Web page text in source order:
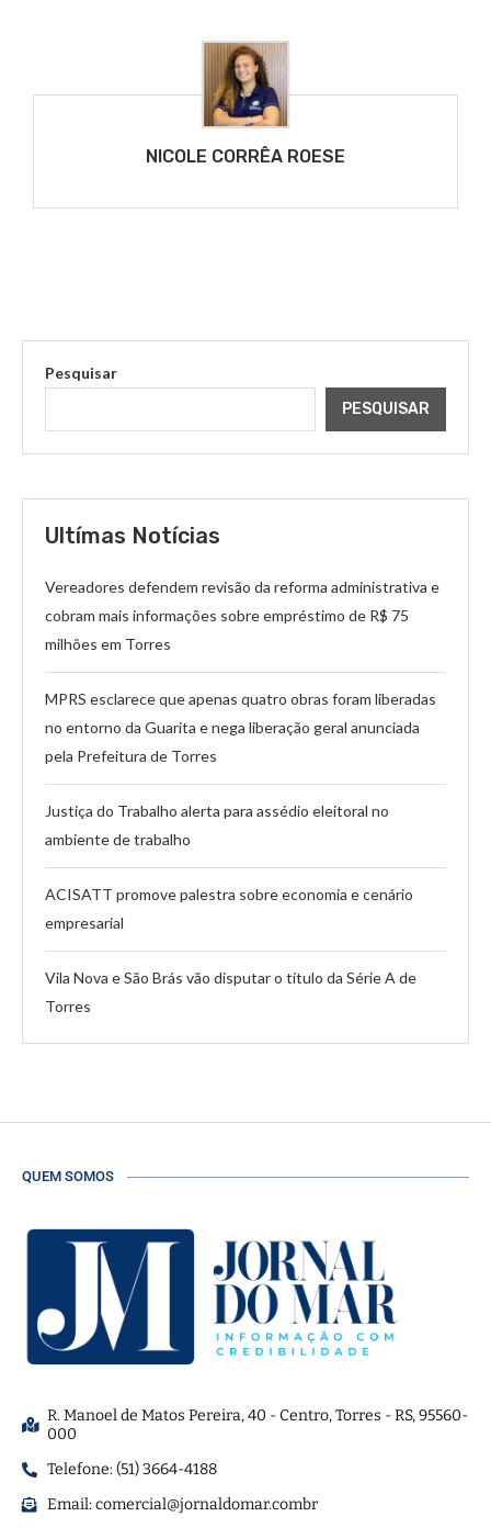
NICOLE CORRÊA ROESE
Pesquisar
PESQUISAR
Ultímas Notícias
Vereadores defendem revisão da reforma administrativa e
cobram mais informações sobre empréstimo de R$ 75
milhões em Torres
MPRS esclarece que apenas quatro obras foram liberadas
no entorno da Guarita e nega liberação geral anunciada
pela Prefeitura de Torres
Justiça do Trabalho alerta para assédio eleitoral no
ambiente de trabalho
ACISATT promove palestra sobre economia e cenário
empresarial
Vila Nova e São Brás vão disputar o título da Série A de
Torres
QUEM SOMOS
R. Manoel de Matos Pereira, 40 - Centro, Torres - RS, 95560-
000
Telefone: (51) 3664-4188
Email:comercial@jornaldomar.combr